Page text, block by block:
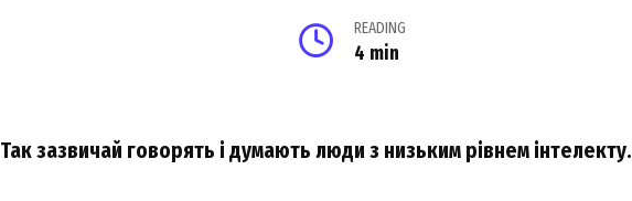
READING
4 min
Так зазвичай говорять і думають люди з низьким рівнем інтелекту.